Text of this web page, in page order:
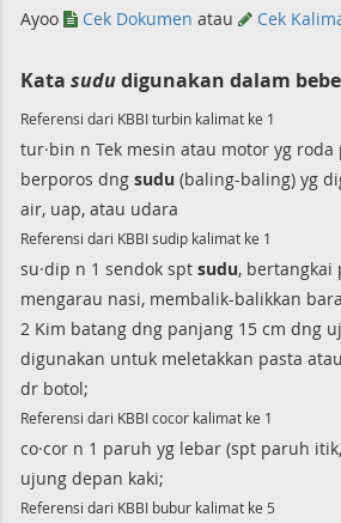
Ayoo Cek Dokumen atau Cek
Kata sududigunakan dalam
Referensi dari KBBI turbin kalimat ke 1
tur·bin n Tek mesin atau motor yg roda
berporos dng sudu (baling-baling) yg
air, uap, atau udara
Referensi dari KBBI sudip kalimat ke 1
su·dip n 1 sendok spt sudu, bertangkai
mengarau nasi, membalik-balikkan
2 Kim batang dng panjang 15 cm dng
digunakan untuk meletakkan pasta
dr botol;
Referensi dari KBBI cocor kalimat ke 1
co·cor n 1 paruh yg lebar (spt paruh
ujung depan kaki;
Referensi dari KBBI bubur kalimat ke 5